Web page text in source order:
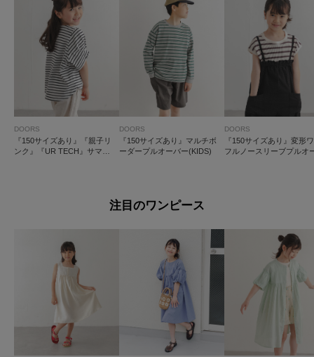
DOORS
『150サイズあり』『親子リ
ンク』『UR TECH』サマシ
DOORS
『150サイズあり』マルチボ
ーダープルオーバー(KIDS)
DOORS
『150サイズあり』変形
フルノースリーブプルオ
注目のワンピース